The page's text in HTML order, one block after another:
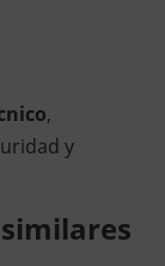
,
y